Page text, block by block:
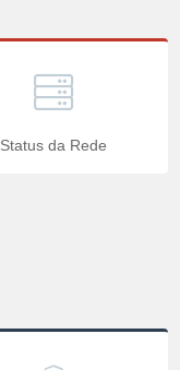
Status da Rede